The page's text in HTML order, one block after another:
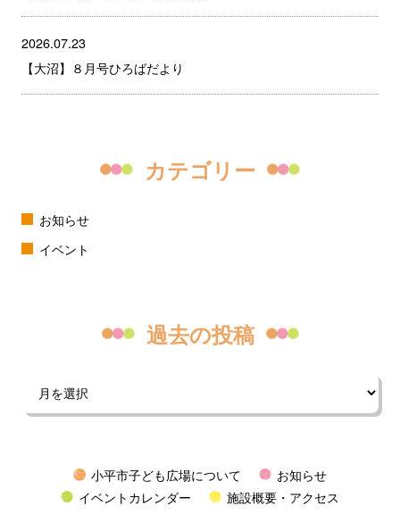
2026.07.23
【大沼】８月号ひろばだより
カテゴリー
お知らせ
イベント
過去の投稿
小平市子ども広場について
お知らせ
イベントカレンダー
施設概要・アクセス